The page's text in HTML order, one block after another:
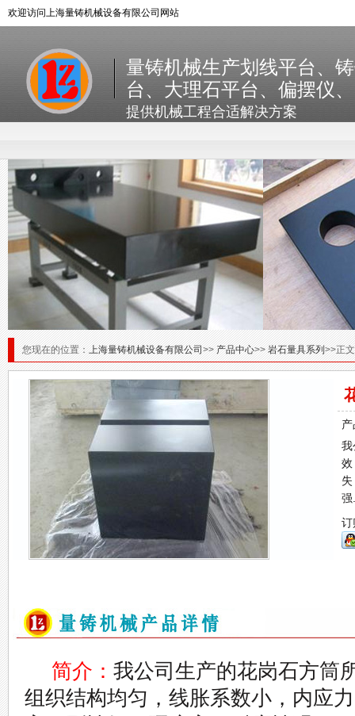
欢迎访问上海量铸机械设备有限公司网站
量铸机械生产划线平台、
台、大理石平台、偏摆仪
提供机械工程合适解决方案
您现在的位置： 上海量铸机械设备有限公司>>产品中心>>岩石量具系列 >>正
我
效
强.
订
简介： 我公司生产的花岗石方筒
组织结构均匀，线胀系数小，内应